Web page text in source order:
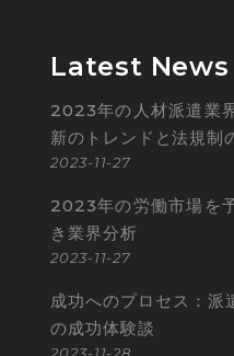
Latest News
2023年の人材派遣業
新のトレンドと法規制
2023-11-27
2023年の労働市場を
き業界分析
2023-11-27
成功へのプロセス：派
の成功体験談
2023-11-28